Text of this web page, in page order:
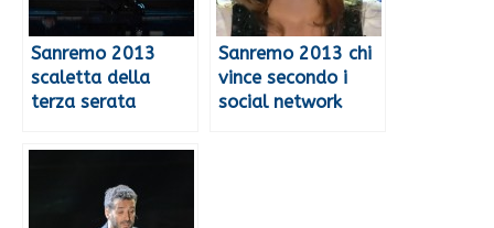
Sanremo 2013
scaletta della
terza serata
Sanremo 2013 chi
vince secondo i
social network